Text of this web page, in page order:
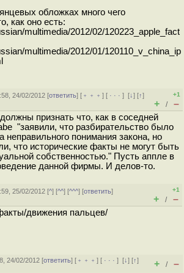
обложках много чего
как оно есть:
multimedia/2012/02/120223_apple_fact
multimedia/2012/01/120110_v_china_ip
24/02/2012 [ответить] [ ﹢﹢﹢] [ · · ·][↓] [↑]
+1
+ / –
признать что, как в соседней
"заявили, что разбирательство было
неправильного понимания закона, но
что исторические факты не могут быть
собственностью." Пусть аппле в
данной фирмы. И делов-то.
25/02/2012 [^] [^^] [^^^] [ответить]
+1
+ / –
движения пальцев/
24/02/2012 [ответить] [ ﹢﹢﹢] [ · · ·][↓] [↑]
+ / –